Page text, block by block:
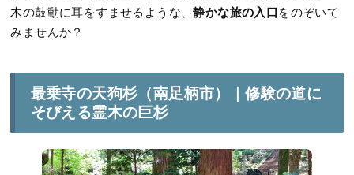
木の鼓動に耳をすませるような、静かな旅の入口 をのぞいて
みませんか？
最乗寺の天狗杉（南足柄市）｜修験の道に
そびえる霊木の巨杉